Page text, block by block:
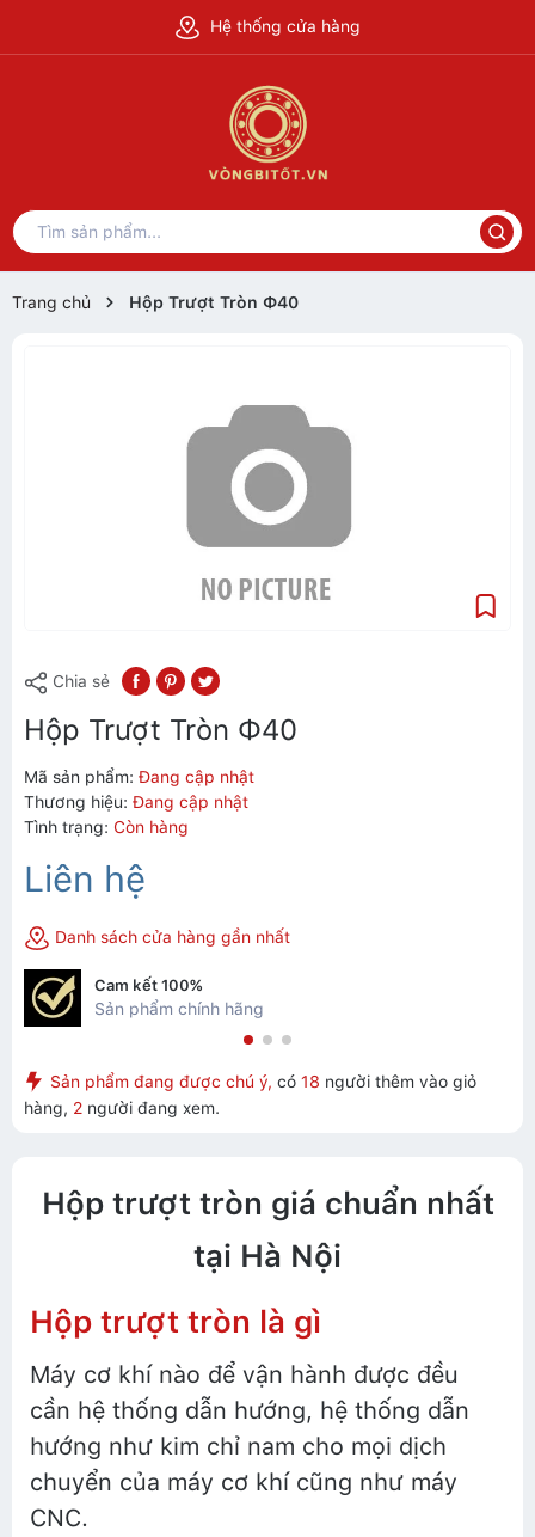
Hệ thống cửa hàng
Trang chủ Hộp Trượt Tròn Ф40
Chia sẻ
Hộp Trượt Tròn Ф40
Mã sản phẩm: Đang cập nhật
Thương hiệu: Đang cập nhật
Tình trạng: Còn hàng
Liên hệ
Danh sách cửa hàng gần nhất
Cam kết 100%
Sản phẩm chính hãng
Sản phẩm đang được chú ý, có 18 người thêm vào giỏ
hàng, 2 người đang xem.
Hộp trượt tròn giá chuẩn nhất
tại Hà Nội
Hộp trượt tròn là gì
Máy cơ khí nào để vận hành được đều
cần hệ thống dẫn hướng, hệ thống dẫn
hướng như kim chỉ nam cho mọi dịch
chuyển của máy cơ khí cũng như máy
CNC.